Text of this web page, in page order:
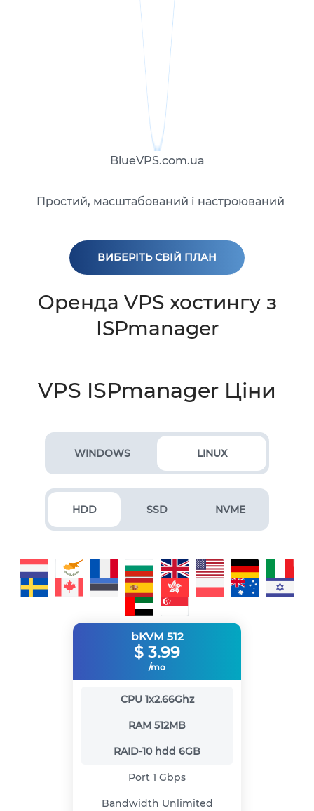
Оренда VPS хостингу з
ISPmanager
BlueVPS.com.ua
Простий, масштабований і настроюваний
ВИБЕРІТЬ СВІЙ ПЛАН
VPS ISPmanager Ціни
WINDOWS LINUX
HDD SSD NVME
bKVM 512
$ 3.99
/mo
CPU 1x2.66Ghz
RAM 512MB
RAID-10 hdd 6GB
Port 1 Gbps
Bandwidth Unlimited